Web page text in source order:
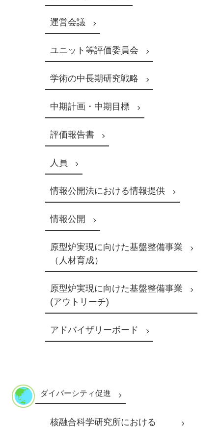
運営会議
ユニット等評価委員会
学術の中長期研究戦略
中期計画・中期目標
評価報告書
人員
情報公開法における情報提供
情報公開
原型炉実現に向けた基盤整備事業
（⼈材育成）
原型炉実現に向けた基盤整備事業
(アウトリーチ)
アドバイザリーボード
ダイバーシティ促進
核融合科学研究所における